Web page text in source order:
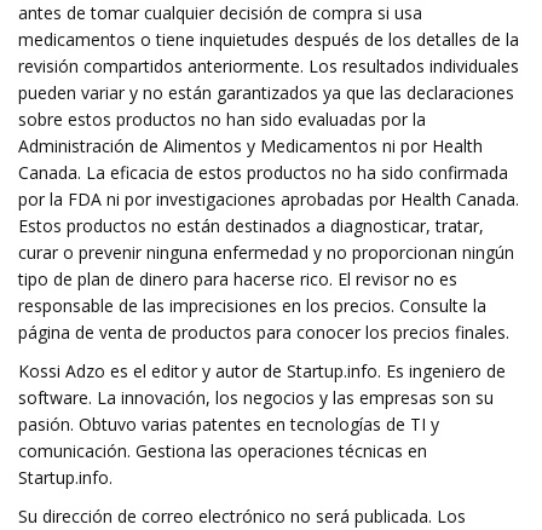
antes de tomar cualquier decisión de compra si usa
medicamentos o tiene inquietudes después de los detalles de la
revisión compartidos anteriormente. Los resultados individuales
pueden variar y no están garantizados ya que las declaraciones
sobre estos productos no han sido evaluadas por la
Administración de Alimentos y Medicamentos ni por Health
Canada. La eficacia de estos productos no ha sido confirmada
por la FDA ni por investigaciones aprobadas por Health Canada.
Estos productos no están destinados a diagnosticar, tratar,
curar o prevenir ninguna enfermedad y no proporcionan ningún
tipo de plan de dinero para hacerse rico. El revisor no es
responsable de las imprecisiones en los precios. Consulte la
página de venta de productos para conocer los precios finales.
Kossi Adzo es el editor y autor de Startup.info. Es ingeniero de
software. La innovación, los negocios y las empresas son su
pasión. Obtuvo varias patentes en tecnologías de TI y
comunicación. Gestiona las operaciones técnicas en
Startup.info.
Su dirección de correo electrónico no será publicada. Los